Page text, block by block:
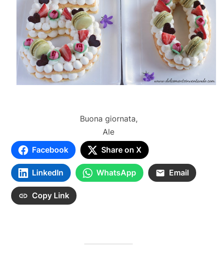
Buona giornata,
Ale
Facebook
Share on X
LinkedIn WhatsApp Email
Copy Link